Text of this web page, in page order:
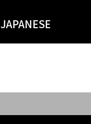
JAPANESE